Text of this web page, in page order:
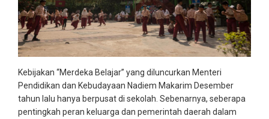
Kebijakan “Merdeka Belajar” yang diluncurkan Menteri
Pendidikan dan Kebudayaan Nadiem Makarim Desember
tahun lalu hanya berpusat di sekolah. Sebenarnya, seberapa
pentingkah peran keluarga dan pemerintah daerah dalam